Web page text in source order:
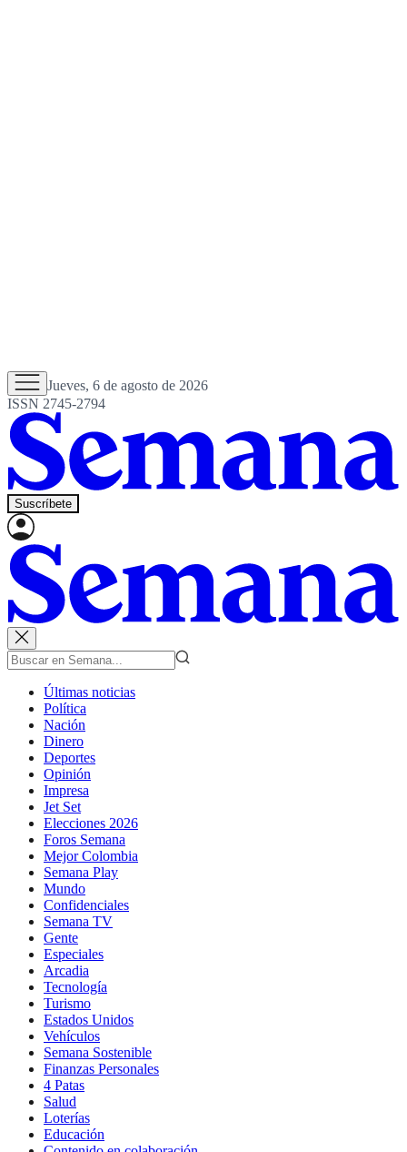
Jueves, 6 de agosto de 2026
ISSN 2745-2794
Suscríbete
Últimas noticias
Política
Nación
Dinero
Deportes
Opinión
Impresa
Jet Set
Elecciones 2026
Foros Semana
Mejor Colombia
Semana Play
Mundo
Confidenciales
Semana TV
Gente
Especiales
Arcadia
Tecnología
Turismo
Estados Unidos
Vehículos
Semana Sostenible
Finanzas Personales
4 Patas
Salud
Loterías
Educación